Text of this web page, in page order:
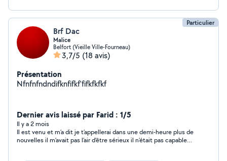
Particulier
Brf Dac
Malice
Belfort (Vieille Ville-Fourneau)
3,7/5 (18 avis)
Présentation
Nfnfnfndndifknfifkf'fifkfkfkf
Dernier avis laissé par Farid : 1/5
Il y a 2 mois
Il est venu et m’a dit je t’appellerai dans une demi-heure plus de
nouvelles il m’avait pas l’air d’être sérieux il n’était pas capable